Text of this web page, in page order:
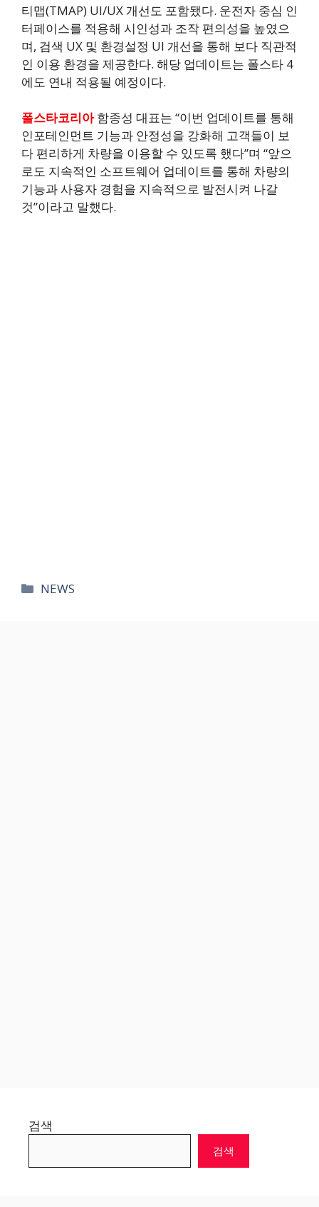
티맵(TMAP) UI/UX 개선도 포함됐다. 운전자 중심 인
터페이스를 적용해 시인성과 조작 편의성을 높였으
며, 검색 UX 및 환경설정 UI 개선을 통해 보다 직관적
인 이용 환경을 제공한다. 해당 업데이트는 폴스타 4
에도 연내 적용될 예정이다.
폴스타코리아함종성 대표는 “이번 업데이트를 통해
인포테인먼트 기능과 안정성을 강화해 고객들이 보
다 편리하게 차량을 이용할 수 있도록 했다”며 “앞으
로도 지속적인 소프트웨어 업데이트를 통해 차량의
기능과 사용자 경험을 지속적으로 발전시켜 나갈
것”이라고 말했다.
카
NEWS
검색
검색